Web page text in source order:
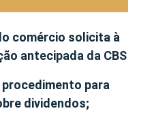
comércio solicita à
antecipada da CBS
para
dividendos;